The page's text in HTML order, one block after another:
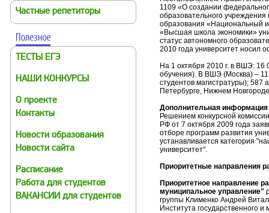
Частные репетиторы
ТЕСТЫ ЕГЭ
НАШИ КОНКУРСЫ
О проекте
Контакты
Новости образования
Новости сайта
Расписание
Работа для студентов
ВАКАНСИИ для студентов
1109 «О создании
образовательного
образования «Национальный
«Высшая школа экономики»
статус автономного
2010 года университет
На 1 октября 2010 г. в ВШЭ: 16
обучения). В ВШЭ (Москва) – 11
студентов магистратуры); 587
Петербурге, Нижнем
Дополнительная информация
Решением конкурсной
РФ от 7 октября 2009 года
отборе программ развития
устанавливается категория
университет".
Приоритетные направления
Приоритетное направление
муниципальное управление"
группы Клименко Андрей
Института государственного